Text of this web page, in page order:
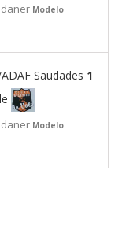
Modelo
Saudades 1
Modelo